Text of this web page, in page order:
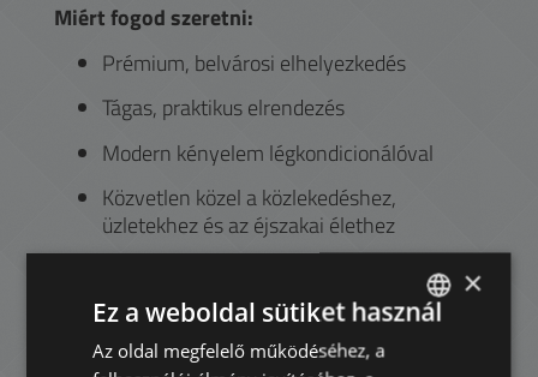
Miért fogod szeretni:
Prémium, belvárosi elhelyezkedés
Tágas, praktikus elrendezés
Modern kényelem légkondicionálóval
Közvetlen közel a közlekedéshez,
üzletekhez és az éjszakai élethez
Belváros, Lipótváros
Az V. kerület Budapest és a belváros szíve,
kormányzati és üzleti negyed számos népszerű
×
Ez a weboldal sütiket használ
Az oldal megfelelő működéséhez, a